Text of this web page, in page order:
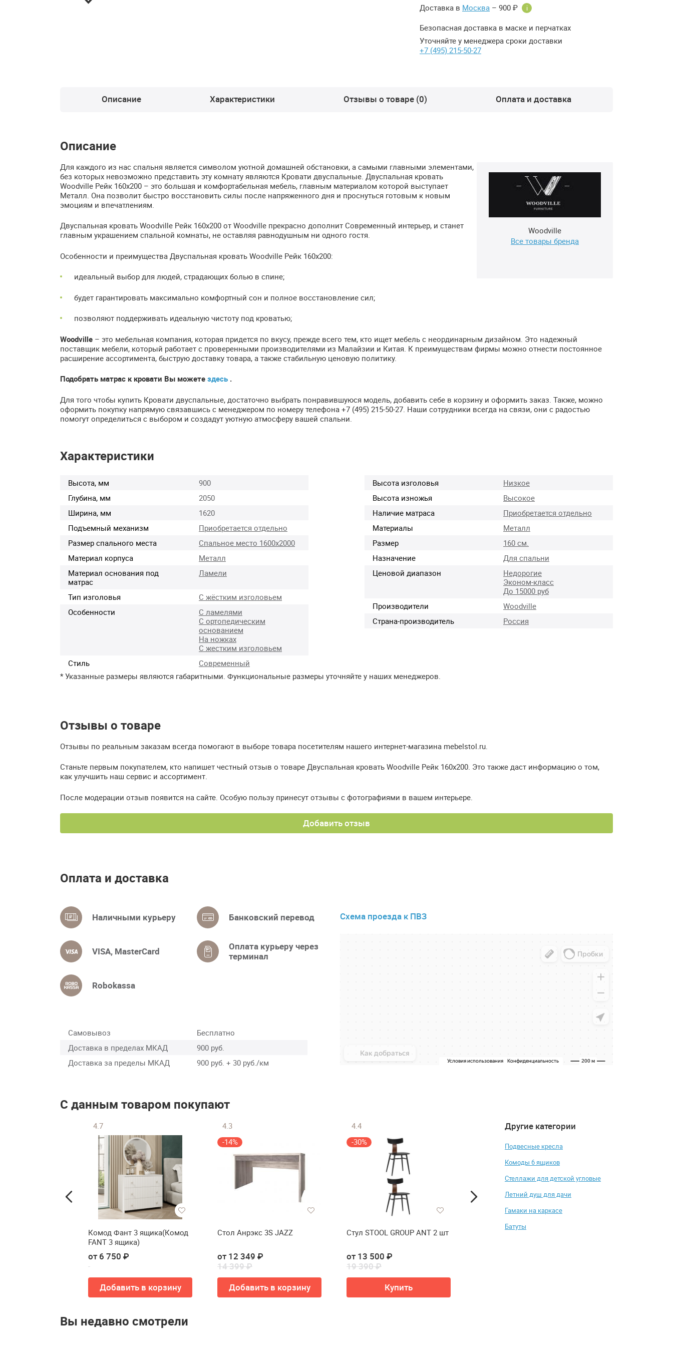
Доставка в Москва – 900 ₽ i
Безопасная доставка в маске и перчатках
Уточняйте у менеджера сроки доставки
+7 (495) 215-50-27
Описание Характеристики Отзывы о товаре (0) Оплата и доставка
Описание
Woodville
Все товары бренда
Для каждого из нас спальня является символом уютной домашней обстановки, а самыми главными элементами,
без которых невозможно представить эту комнату являются Кровати двуспальные. Двуспальная кровать
Woodville Рейк 160х200 – это большая и комфортабельная мебель, главным материалом которой выступает
Металл. Она позволит быстро восстановить силы после напряженного дня и проснуться готовым к новым
эмоциям и впечатлениям.
Двуспальная кровать Woodville Рейк 160х200 от Woodville прекрасно дополнит Современный интерьер, и станет
главным украшением спальной комнаты, не оставляя равнодушным ни одного гостя.
Особенности и преимущества Двуспальная кровать Woodville Рейк 160х200:
идеальный выбор для людей, страдающих болью в спине;
будет гарантировать максимально комфортный сон и полное восстановление сил;
позволяют поддерживать идеальную чистоту под кроватью;
Woodville – это мебельная компания, которая придется по вкусу, прежде всего тем, кто ищет мебель с неординарным дизайном. Это надежный
поставщик мебели, который работает с проверенными производителями из Малайзии и Китая. К преимуществам фирмы можно отнести постоянное
расширение ассортимента, быструю доставку товара, а также стабильную ценовую политику.
Подобрать матрас к кровати Вы можете здесь .
Для того чтобы купить Кровати двуспальные, достаточно выбрать понравившуюся модель, добавить себе в корзину и оформить заказ. Также, можно
оформить покупку напрямую связавшись с менеджером по номеру телефона +7 (495) 215-50-27. Наши сотрудники всегда на связи, они с радостью
помогут определиться с выбором и создадут уютную атмосферу вашей спальни.
Характеристики
Высота, мм
900
Глубина, мм
2050
Ширина, мм
1620
Подъемный механизм
Приобретается отдельно
Размер спального места
Спальное место 1600х2000
Материал корпуса
Металл
Материал основания под
матрас
Ламели
Тип изголовья
С жёстким изголовьем
Особенности
С ламелями
С ортопедическим
основанием
На ножках
С жестким изголовьем
Стиль
Современный
Высота изголовья
Низкое
Высота изножья
Высокое
Наличие матраса
Приобретается отдельно
Материалы
Металл
Размер
160 см.
Назначение
Для спальни
Ценовой диапазон
Недорогие
Эконом-класс
До 15000 руб
Производители
Woodville
Страна-производитель
Россия
* Указанные размеры являются габаритными. Функциональные размеры уточняйте у наших менеджеров.
Отзывы о товаре
Отзывы по реальным заказам всегда помогают в выборе товара посетителям нашего интернет-магазина mebelstol.ru.
Станьте первым покупателем, кто напишет честный отзыв о товаре Двуспальная кровать Woodville Рейк 160х200. Это также даст информацию о том,
как улучшить наш сервис и ассортимент.
После модерации отзыв появится на сайте. Особую пользу принесут отзывы с фотографиями в вашем интерьере.
Добавить отзыв
Оплата и доставка
Наличными курьеру Банковский перевод
VISA, MasterCard
Оплата курьеру через
терминал
Robokassa
Самовывоз
Бесплатно
Доставка в пределах МКАД
900 руб.
Доставка за пределы МКАД
900 руб. + 30 руб./км
Схема проезда к ПВЗ
С данным товаром покупают
Другие категории
Подвесные кресла
Комоды 6 ящиков
Стеллажи для детской угловые
Летний душ для дачи
Гамаки на каркасе
Батуты
4.7
Комод Фант 3 ящика(Комод
FANT 3 ящика)
от 6 750 ₽
Добавить в корзину
4.3
-14%
Стол Анрэкс 3S JAZZ
от 12 349 ₽
14 399 ₽
Добавить в корзину
4.4
-30%
Стул STOOL GROUP ANT 2 шт
от 13 500 ₽
19 390 ₽
Купить
Полка Анрэкс TIFFANY В
Вы недавно смотрели